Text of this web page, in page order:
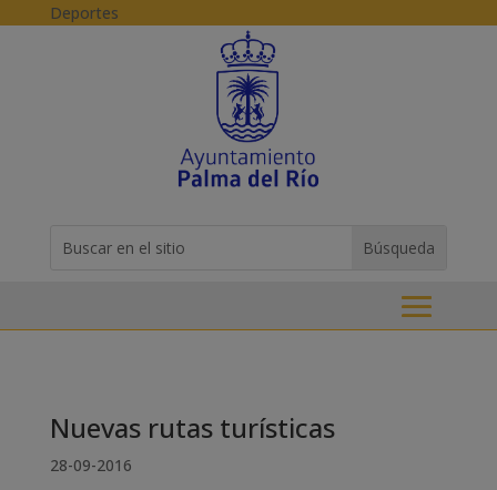
Skip to content
Deportes
for...
Nuevas rutas turísticas
28-09-2016